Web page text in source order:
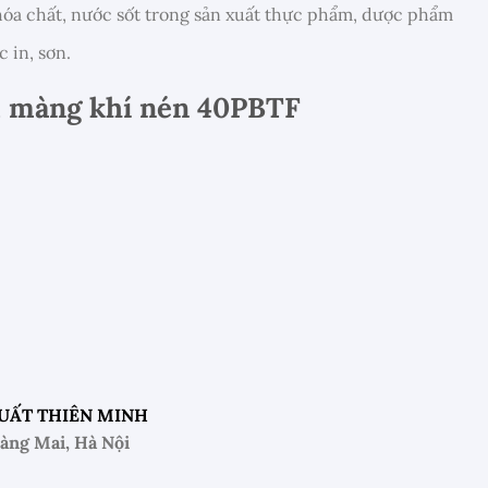
chất, nước sốt trong sản xuất thực phẩm, dược phẩm
in, sơn.
khí nén 40PBTF
THIÊN MINH
Mai, Hà Nội